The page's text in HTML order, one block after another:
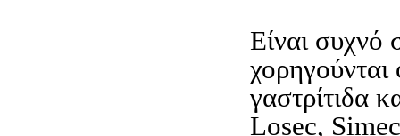
Είναι
γαστρίτιδα
Losec,